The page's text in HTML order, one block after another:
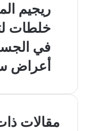
ريجيم
خلطات
في
أعراض
مقالات